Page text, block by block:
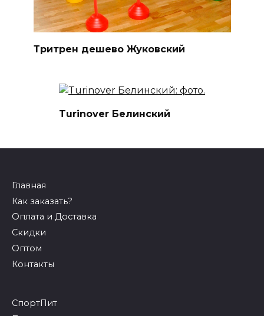
Тритрен дешево Жуковский
Turinover Белинский
Главная
Как заказать?
Оплата и Доставка
Скидки
Оптом
Контакты
СпортПит